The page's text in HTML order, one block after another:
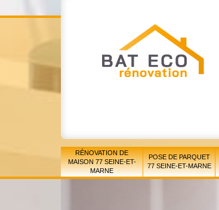
RÉNOVATION DE
MAISON 77 SEINE-ET-
MARNE
POSE DE PARQUET
77 SEINE-ET-MARNE